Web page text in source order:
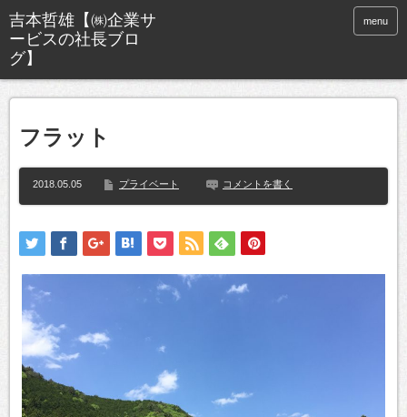
menu
フラット
2018.05.05 プライベート コメントを書く